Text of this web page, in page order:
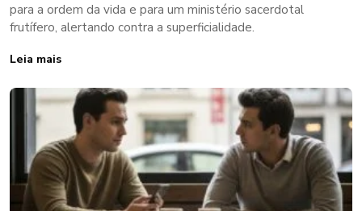
para a ordem da vida e para um ministério sacerdotal
frutífero, alertando contra a superficialidade.
Leia mais